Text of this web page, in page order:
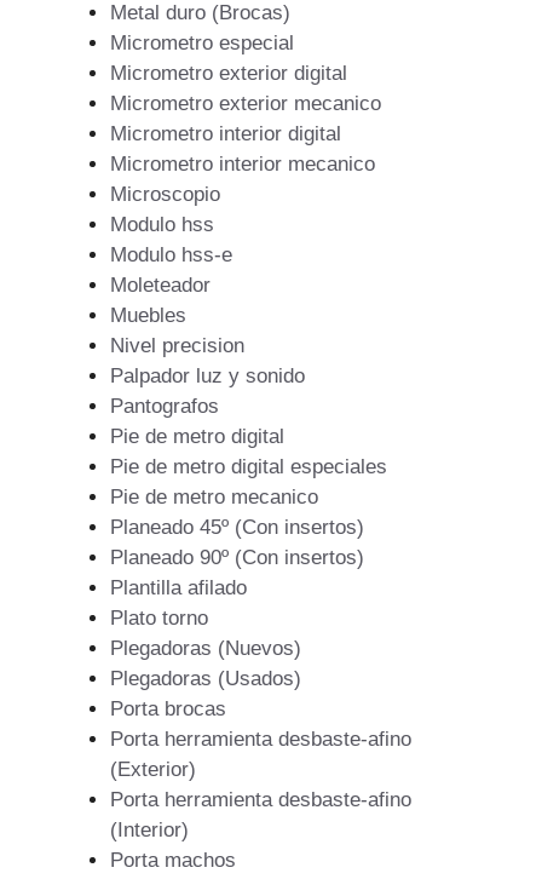
Metal duro (Brocas)
Micrometro especial
Micrometro exterior digital
Micrometro exterior mecanico
Micrometro interior digital
Micrometro interior mecanico
Microscopio
Modulo hss
Modulo hss-e
Moleteador
Muebles
Nivel precision
Palpador luz y sonido
Pantografos
Pie de metro digital
Pie de metro digital especiales
Pie de metro mecanico
Planeado 45º (Con insertos)
Planeado 90º (Con insertos)
Plantilla afilado
Plato torno
Plegadoras (Nuevos)
Plegadoras (Usados)
Porta brocas
Porta herramienta desbaste-afino
(Exterior)
Porta herramienta desbaste-afino
(Interior)
Porta machos